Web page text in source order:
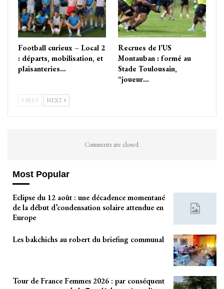
Football curieux – Local 2
: départs, mobilisation, et
plaisanteries…
Recrues de l’US
Montauban : formé au
Stade Toulousain,
“joueur…
PREV NEXT
Comments are closed.
Most Popular
Eclipse du 12 août : une décadence momentané
de la début d’condensation solaire attendue en
Europe
Les bakchichs au robert du briefing communal
Tour de France Femmes 2026 : par conséquent